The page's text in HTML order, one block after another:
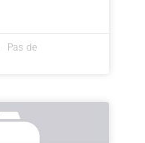
Pas de